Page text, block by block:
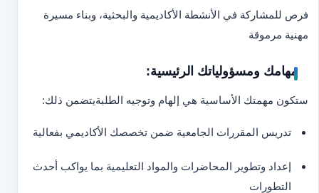
فرص للمشاركة في الأنشطة الأكاديمية والبحثية، وبناء مسيرة
مهنية مرموقة
مهامك ومسؤولياتك الرئيسية:
ستكون مهمتك الأساسية هي إلهام وتوجيه الطلبةيتضمن ذلك:
تدريس المقررات الجامعية ضمن تخصصك الأكاديمي بفعالية
إعداد وتطوير المحاضرات والمواد التعليمية بما يواكب أحدث
التطورات